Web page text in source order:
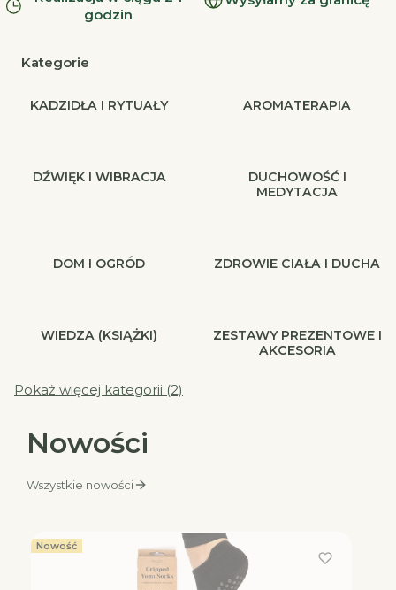
godzin
Kategorie
KADZIDŁA I RYTUAŁY AROMATERAPIA
DŹWIĘK I WIBRACJA
DUCHOWOŚĆ I
MEDYTACJA
DOM I OGRÓD ZDROWIE CIAŁA I DUCHA
WIEDZA (KSIĄŻKI)
ZESTAWY PREZENTOWE I
AKCESORIA
Pokaż więcej kategorii (2)
Nowości
Wszystkie nowości
Nowość